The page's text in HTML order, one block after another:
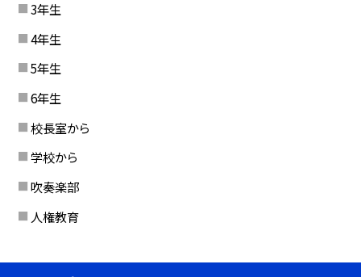
3年生
4年生
5年生
6年生
校長室から
学校から
吹奏楽部
人権教育